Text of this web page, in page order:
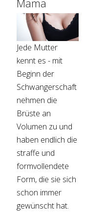
Mama
Jede Mutter
kennt es - mit
Beginn der
Schwangerschaft
nehmen die
Brüste an
Volumen zu und
haben endlich die
straffe und
formvollendete
Form, die sie sich
schon immer
gewünscht hat.